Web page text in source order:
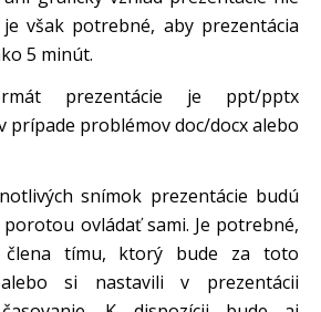
však potrebné, aby prezentácia
5 minút.
prezentácie je ppt/pptx
prípade problémov doc/docx alebo
snímok prezentácie budú
ovládať sami. Je potrebné,
tímu, ktorý bude za toto
alebo si nastavili v prezentácii